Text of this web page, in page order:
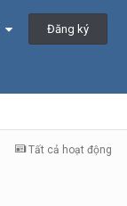
Đăng ký
Tất cả hoạt động